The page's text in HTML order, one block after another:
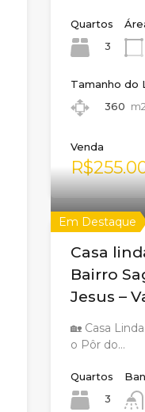
Quartos
3
Tamanho do
360
Venda
Em Destaque
Casa
Bairro
Jesus –
🏡 Casa
o Pôr do…
Quartos
3